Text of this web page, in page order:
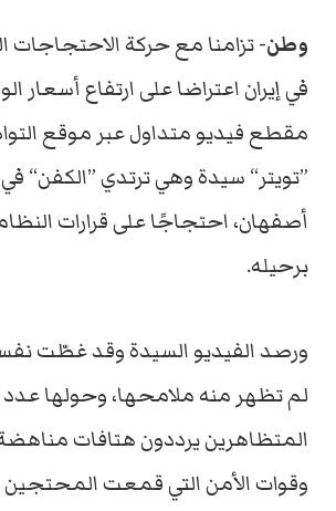
وطن-تزامنا مع حركة الاحتجاجات
في إيران اعتراضا على ارتفاع أسعار
مقطع فيديو متداول عبر موقع
”تويتر“ سيدة وهي ترتدي ”الكفن“
أصفهان، احتجاجًا على قرارات
برحيله.
ورصد الفيديو السيدة وقد غطّت
لم تظهر منه ملامحها، وحولها
المتظاهرين يرددون هتافات
وقوات الأمن التي قمعت